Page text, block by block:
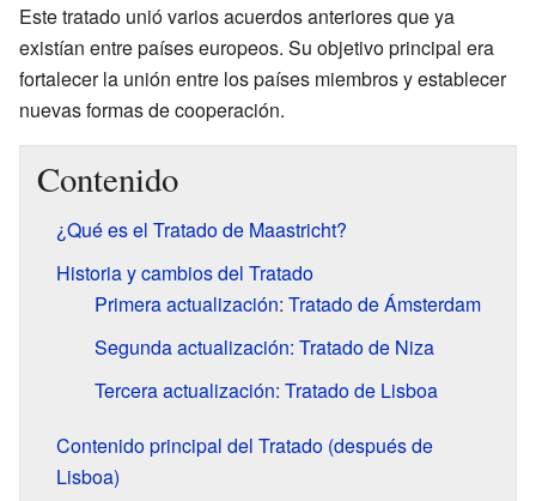
Este tratado unió varios acuerdos anteriores que ya
existían entre países europeos. Su objetivo principal era
fortalecer la unión entre los países miembros y establecer
nuevas formas de cooperación.
Contenido
¿Qué es el Tratado de Maastricht?
Historia y cambios del Tratado
Primera actualización: Tratado de Ámsterdam
Segunda actualización: Tratado de Niza
Tercera actualización: Tratado de Lisboa
Contenido principal del Tratado (después de
Lisboa)